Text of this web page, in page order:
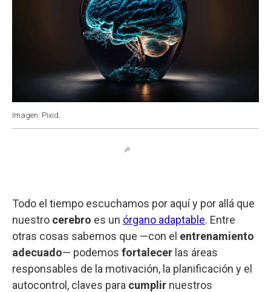
Imagen: Pixid.
Todo el tiempo escuchamos por aquí y por allá que
nuestro cerebro es un órgano adaptable. Entre
otras cosas sabemos que —con el entrenamiento
adecuado— podemos fortalecer las áreas
responsables de la motivación, la planificación y el
autocontrol, claves para cumplir nuestros